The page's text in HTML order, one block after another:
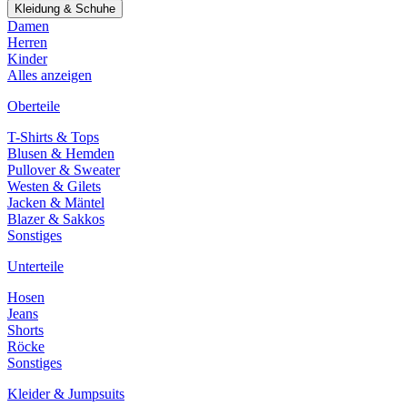
Kleidung & Schuhe
Damen
Herren
Kinder
Alles anzeigen
Oberteile
T-Shirts & Tops
Blusen & Hemden
Pullover & Sweater
Westen & Gilets
Jacken & Mäntel
Blazer & Sakkos
Sonstiges
Unterteile
Hosen
Jeans
Shorts
Röcke
Sonstiges
Kleider & Jumpsuits